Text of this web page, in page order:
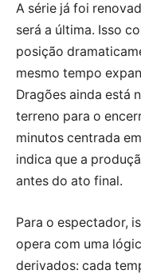
A série já foi
será a última. Isso
posição
mesmo tempo
Dragões ainda está
terreno para o
minutos centrada
indica que a
antes do ato final.
Para o espectador,
opera com uma
derivados: cada